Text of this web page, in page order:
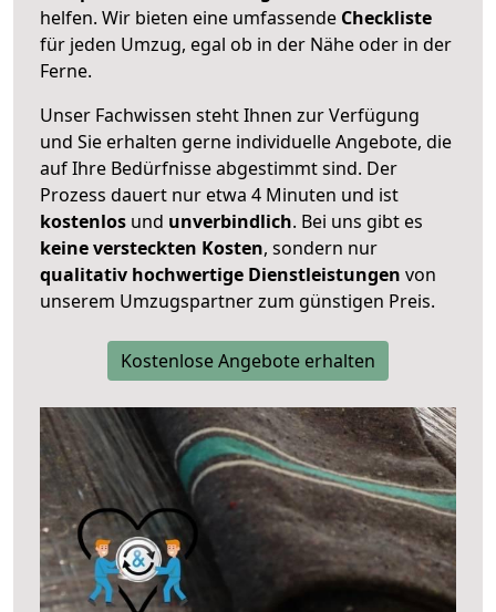
helfen. Wir bieten eine umfassende Checkliste
für jeden Umzug, egal ob in der Nähe oder in der
Ferne.
Unser Fachwissen steht Ihnen zur Verfügung
und Sie erhalten gerne individuelle Angebote, die
auf Ihre Bedürfnisse abgestimmt sind. Der
Prozess dauert nur etwa 4 Minuten und ist
kostenlos und unverbindlich. Bei uns gibt es
keine versteckten Kosten, sondern nur
qualitativ hochwertige Dienstleistungen von
unserem Umzugspartner zum günstigen Preis.
Kostenlose Angebote erhalten